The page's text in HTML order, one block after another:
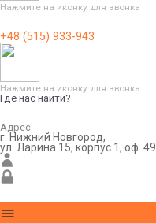
Нажмите на иконку для звонка
+48 (515) 933-943
Нажмите на иконку для звонка
Где нас найти?
Адрес:
г. Нижний Новгород,
ул. Ларина 15, корпус 1, оф. 49